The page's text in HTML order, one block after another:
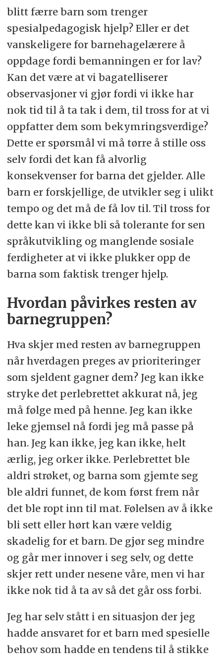
blitt færre barn som trenger
spesialpedagogisk hjelp? Eller er det
vanskeligere for barnehagelærere å
oppdage fordi bemanningen er for lav?
Kan det være at vi bagatelliserer
observasjoner vi gjør fordi vi ikke har
nok tid til å ta tak i dem, til tross for at vi
oppfatter dem som bekymringsverdige?
Dette er spørsmål vi må tørre å stille oss
selv fordi det kan få alvorlig
konsekvenser for barna det gjelder. Alle
barn er forskjellige, de utvikler seg i ulikt
tempo og det må de få lov til. Til tross for
dette kan vi ikke bli så tolerante for sen
språkutvikling og manglende sosiale
ferdigheter at vi ikke plukker opp de
barna som faktisk trenger hjelp.
Hvordan påvirkes resten av
barnegruppen?
Hva skjer med resten av barnegruppen
når hverdagen preges av prioriteringer
som sjeldent gagner dem? Jeg kan ikke
stryke det perlebrettet akkurat nå, jeg
må følge med på henne. Jeg kan ikke
leke gjemsel nå fordi jeg må passe på
han. Jeg kan ikke, jeg kan ikke, helt
ærlig, jeg orker ikke. Perlebrettet ble
aldri strøket, og barna som gjemte seg
ble aldri funnet, de kom først frem når
det ble ropt inn til mat. Følelsen av å ikke
bli sett eller hørt kan være veldig
skadelig for et barn. De gjør seg mindre
og går mer innover i seg selv, og dette
skjer rett under nesene våre, men vi har
ikke nok tid å ta av så det går oss forbi.
Jeg har selv stått i en situasjon der jeg
hadde ansvaret for et barn med spesielle
behov som hadde en tendens til å stikke